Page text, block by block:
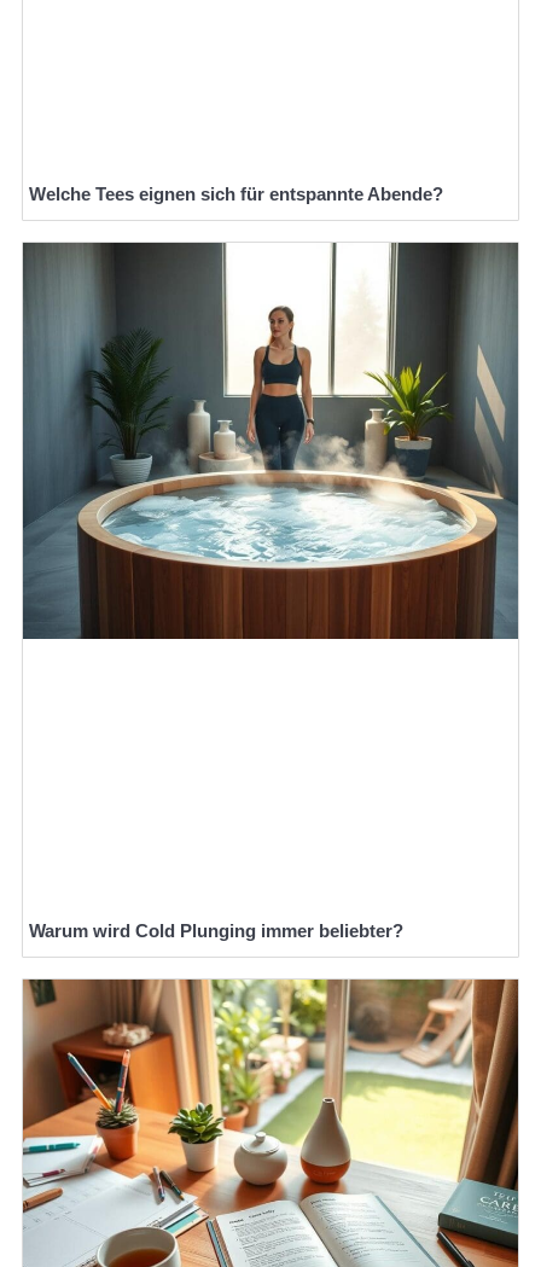
Welche Tees eignen sich für entspannte Abende?
Warum wird Cold Plunging immer beliebter?